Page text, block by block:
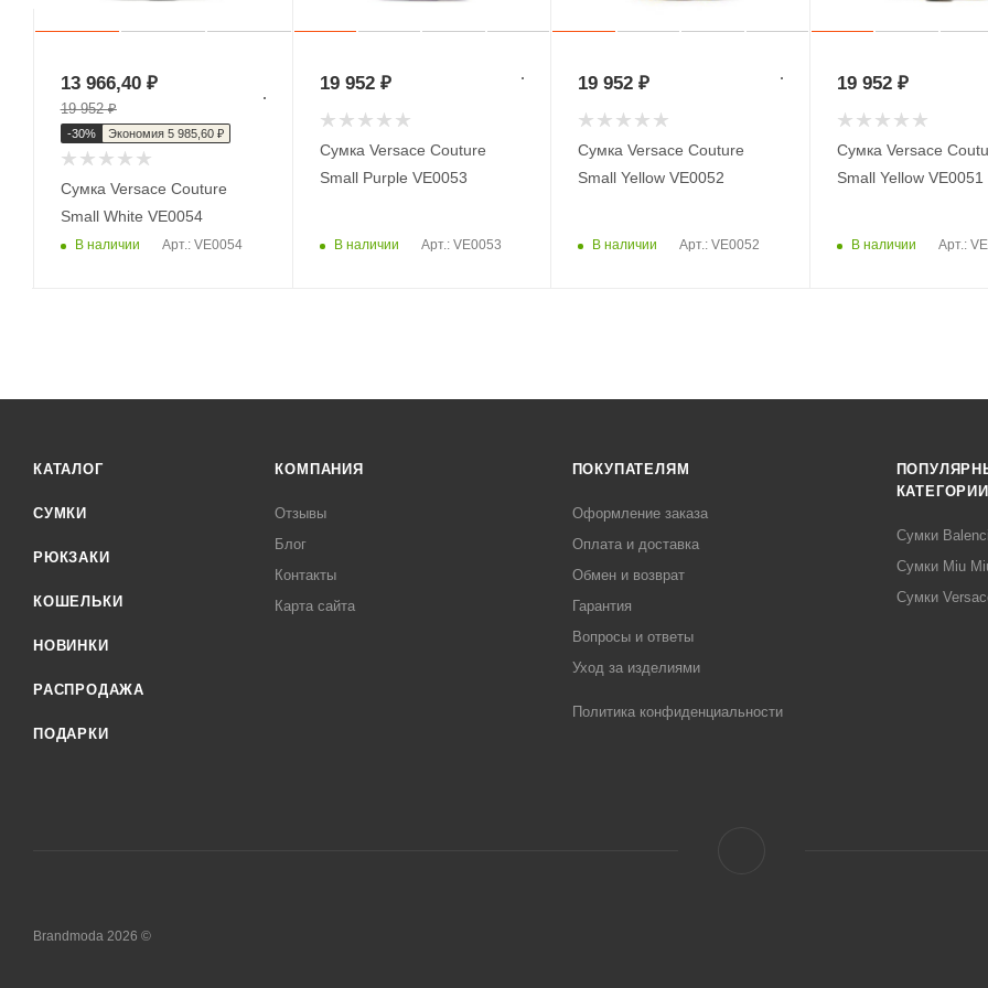
Сумка Versace Couture
Small White VE0054
В наличии Арт.: VE0054
13 966,40₽
19 952₽
-30% Экономия 5 985,60₽
Сумка Versace Couture
Small Purple VE0053
В наличии Арт.: VE0053
19 952₽
Сумка Versace Couture
Small Yellow VE0052
В наличии Арт.: VE0052
19 952 ₽
Сумка Versace
Small Yellow VE0051
В наличии Арт.:
19 952 ₽
КАТАЛОГ
СУМКИ
РЮКЗАКИ
КОШЕЛЬКИ
НОВИНКИ
РАСПРОДАЖА
ПОДАРКИ
КОМПАНИЯ
Отзывы
Блог
Контакты
Карта сайта
ПОКУПАТЕЛЯМ
Оформление заказа
Оплата и доставка
Обмен и возврат
Гарантия
Вопросы и ответы
Уход за изделиями
Политика конфиденциальности
КАТЕГОРИИ
Сумки
Сумки Miu
Сумки
Brandmoda 2026 ©